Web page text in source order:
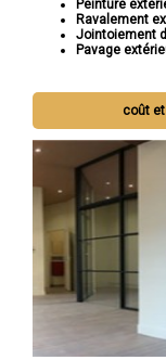
Peinture
Ravalement
Jointoiement
Pavage
coût